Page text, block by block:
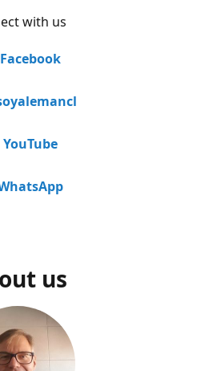
with us
Facebook
YouTube
us